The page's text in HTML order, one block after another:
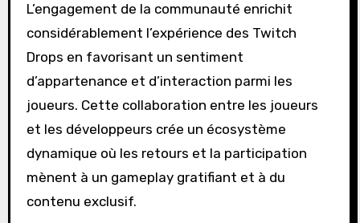
L’engagement de la communauté enrichit
considérablement l’expérience des Twitch
Drops en favorisant un sentiment
d’appartenance et d’interaction parmi les
joueurs. Cette collaboration entre les joueurs
et les développeurs crée un écosystème
dynamique où les retours et la participation
mènent à un gameplay gratifiant et à du
contenu exclusif.